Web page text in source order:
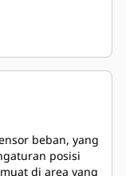
yang
sistem
yang mudah
dan pod
kemudi
dengan baki
sabuk
beban, yang
posisi
di area yang